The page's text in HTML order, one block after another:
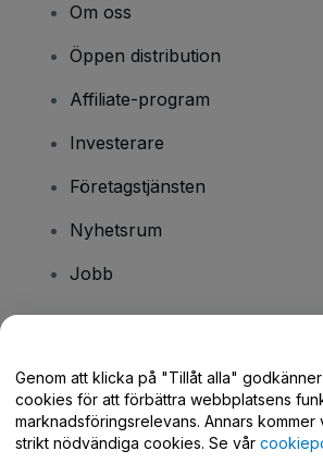
Om oss
Öppen distribution
Affiliate-program
Investerare
Företagstjänsten
Nyhetsrum
Jobb
Hjälpcenter / Kontakta oss
Genom att klicka på "Tillåt alla"
cookies för att förbättra webbplatsens
marknadsföringsrelevans. Annars kommer
strikt nödvändiga cookies. Se vår